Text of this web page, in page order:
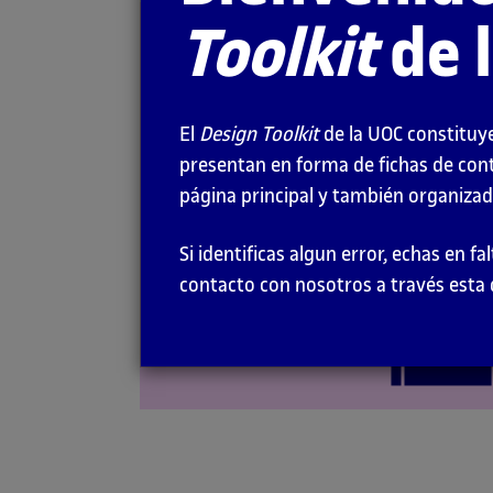
Retículas para
RECURSOS
Toolkitde
El Design Toolkitde la UOC
presentan en forma de fichas de
página principal y también
Si identificas algun error, echas en
contacto con nosotros a través esta